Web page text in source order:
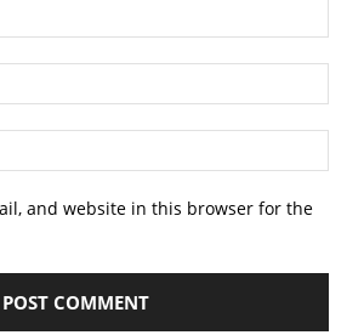
and website in this browser for the